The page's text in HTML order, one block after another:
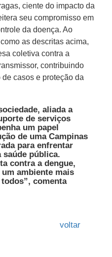
ciente do impacto da
seu compromisso em
da doença. Ao
as descritas acima,
coletiva contra a
contribuindo
casos e proteção da
aliada a
de serviços
um papel
de uma Campinas
para enfrentar
saúde pública.
contra a dengue,
ambiente mais
comenta